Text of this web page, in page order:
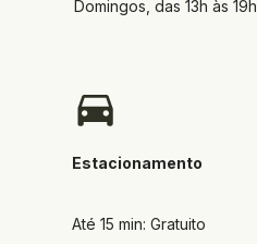
Domingos, das 13h às 19h
Estacionamento
Até 15 min: Gratuito